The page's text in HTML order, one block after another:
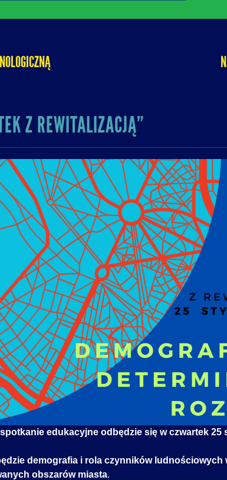
Z REWITALIZACJĄ”
edukacyjne odbędzie się w czwartek 25
demografia i rola czynników
obszarów miasta.